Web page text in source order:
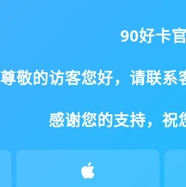
90好卡
尊敬的访客您好，请联系
感谢您的支持，祝